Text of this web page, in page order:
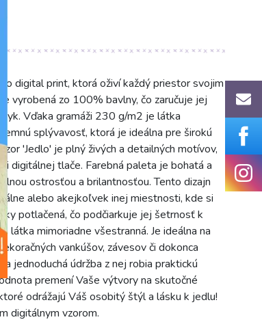
digital print, ktorá oživí každý priestor svojim
vyrobená zo 100% bavlny, čo zaručuje jej
Vďaka gramáži 230 g/m2 je látka
splývavosť, ktorá je ideálna pre širokú
'Jedlo' je plný živých a detailných motívov,
digitálnej tlače. Farebná paleta je bohatá a
ostrosťou a brilantnosťou. Tento dizajn
alebo akejkoľvek inej miestnosti, kde si
potlačená, čo podčiarkuje jej šetrnosť k
látka mimoriadne všestranná. Je ideálna na
vankúšov, závesov či dokonca
jednoduchá údržba z nej robia praktickú
premení Vaše výtvory na skutočné
odrážajú Váš osobitý štýl a lásku k jedlu!
digitálnym vzorom.